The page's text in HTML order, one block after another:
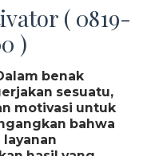
( 0819-
)
benak
sesuatu,
motivasi untuk
bahwa